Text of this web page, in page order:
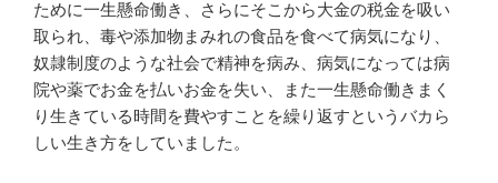
ために一生懸命働き、さらにそこから大金の税金を吸い
取られ、毒や添加物まみれの食品を食べて病気になり、
奴隷制度のような社会で精神を病み、病気になっては病
院や薬でお金を払いお金を失い、また一生懸命働きまく
り生きている時間を費やすことを繰り返すというバカら
しい生き方をしていました。